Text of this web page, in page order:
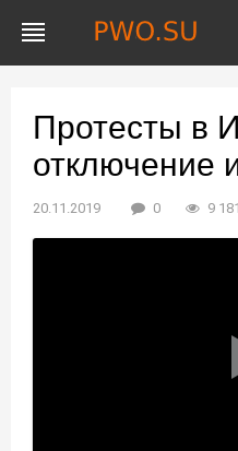
Протесты в
отключение
20.11.2019 0 9 181